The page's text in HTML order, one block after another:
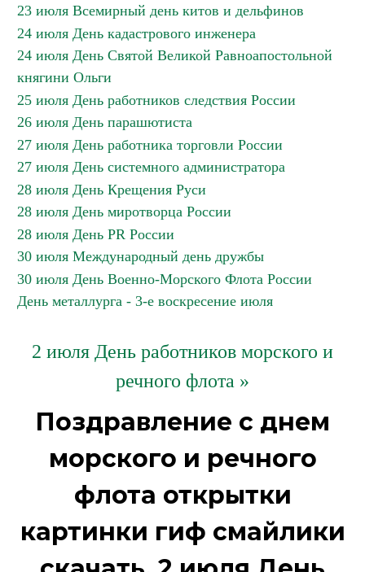
23 июля Всемирный день китов и дельфинов
24 июля День кадастрового инженера
24 июля День Святой Великой Равноапостольной
княгини Ольги
25 июля День работников следствия России
26 июля День парашютиста
27 июля День работника торговли России
27 июля День системного администратора
28 июля День Крещения Руси
28 июля День миротворца России
28 июля День PR России
30 июля Международный день дружбы
30 июля День Военно-Морского Флота России
День металлурга - 3-е воскресение июля
2 июля День работников морского и
речного флота »
Поздравление с днем
морского и речного
флота открытки
картинки гиф смайлики